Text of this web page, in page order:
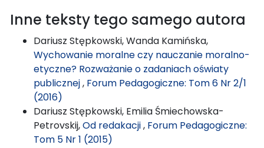
Inne teksty tego samego autora
Dariusz Stępkowski, Wanda Kamińska,
Wychowanie moralne czy nauczanie moralno-
etyczne? Rozważanie o zadaniach oświaty
publicznej, Forum Pedagogiczne: Tom 6 Nr 2/1
(2016)
Dariusz Stępkowski, Emilia Śmiechowska-
Petrovskij,Od redakacji, Forum Pedagogiczne:
Tom 5 Nr 1 (2015)